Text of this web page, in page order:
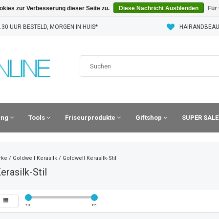
UUR BESTELD, MORGEN IN HUIS*
Tools Friseurprodukte Giftshop SUPER
/ Goldwell Kerasilk/ Goldwell Kerasilk-Stil
Stil
€0 €5
zur Verbesserung dieser Seite zu. Diese Nachricht Ausblenden